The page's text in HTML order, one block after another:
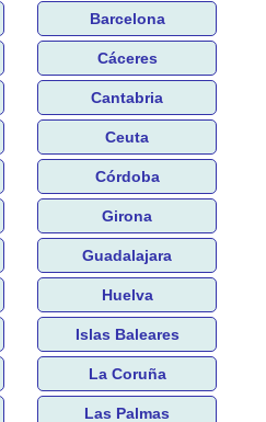
Barcelona
Cáceres
Cantabria
Ceuta
Córdoba
Girona
Guadalajara
Huelva
Islas Baleares
La Coruña
Las Palmas